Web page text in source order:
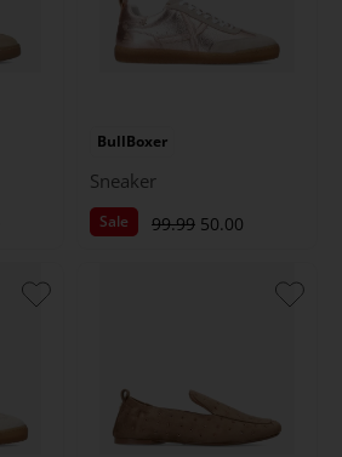
BullBoxer
Sneaker
Sale 99.99 50.00